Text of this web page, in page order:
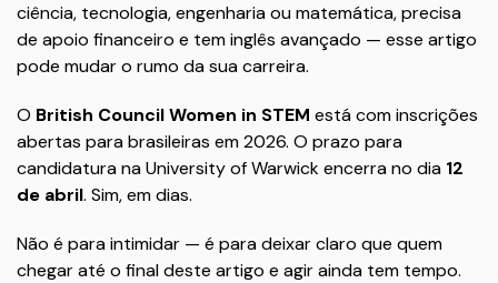
ciência, tecnologia, engenharia ou matemática, precisa
de apoio financeiro e tem inglês avançado — esse artigo
pode mudar o rumo da sua carreira.
O British Council Women in STEM está com inscrições
abertas para brasileiras em 2026. O prazo para
candidatura na University of Warwick encerra no dia 12
de abril. Sim, em dias.
Não é para intimidar — é para deixar claro que quem
chegar até o final deste artigo e agir ainda tem tempo.